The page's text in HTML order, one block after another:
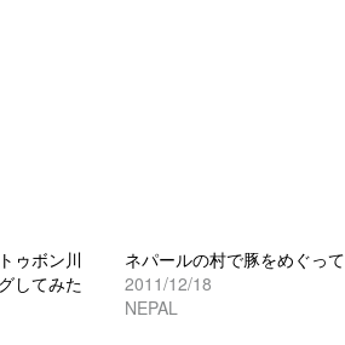
ゥボン川
してみた
ネパールの村で豚をめぐって
2011/12/18
NEPAL